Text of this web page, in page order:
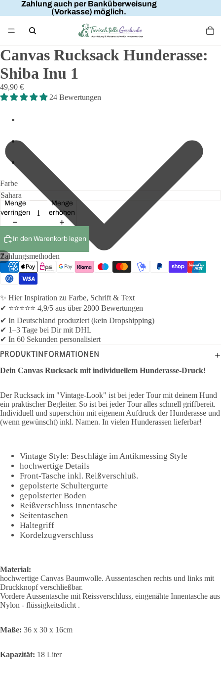
Zahlung auch per Banküberweisung
(Vorkasse) möglich.
7
Canvas Rucksack Hunderasse:
Shiba Inu 1
49,90 €
24 Bewertungen
Farbe
Menge
verringern
Menge
erhöhen
In den Warenkorb legen
Zahlungsmethoden
✨ Hier Inspiration zu Farbe, Schrift & Text
✔ ⭐⭐⭐⭐⭐ 4,9/5 aus über 2800 Bewertungen
✔ In Deutschland produziert (kein Dropshipping)
✔ 1–3 Tage bei Dir mit DHL
✔ In 60 Sekunden personalisiert
PRODUKTINFORMATIONEN
Dein Canvas Rucksack mit individuellem Hunderasse-Druck!
Der Rucksack im "Vintage-Look" ist bei jeder Tour mit deinem Hund
ein praktischer Begleiter. So ist bei jeder Tour alles schnell griffbereit.
Individuell und superschön mit eigenem Aufdruck der Hunderasse und
(wenn gewünscht) inkl. Namen. In vielen Hunderassen lieferbar!
Vintage Style: Beschläge im Antikmessing Style
hochwertige Details
Front-Tasche inkl. Reißverschluß.
gepolsterte Schultergurte
gepolsterter Boden
Reißverschluss Innentasche
Seitentaschen
Haltegriff
Kordelzugverschluss
Material:
hochwertige Canvas Baumwolle. Aussentaschen rechts und links mit
Druckknopf verschließbar.
Vordere Aussentasche mit Reissverschluss, eingenähte Innentasche aus
Nylon - flüssigkeitsdicht .
Maße: 36 x 30 x 16cm
Kapazität: 18 Liter